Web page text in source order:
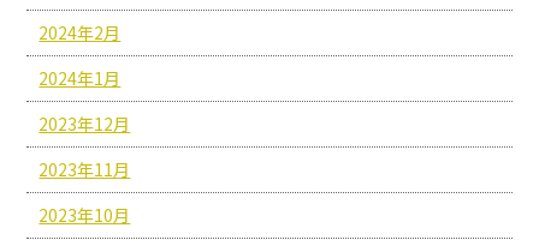
2024年2月
2024年1月
2023年12月
2023年11月
2023年10月